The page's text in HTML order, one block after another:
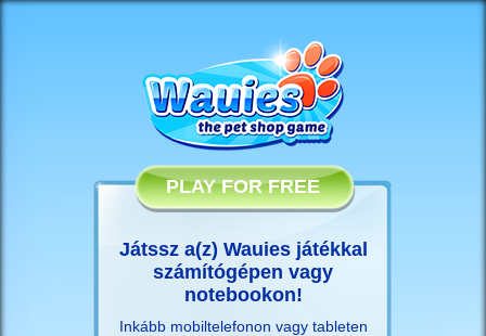
PLAY FOR FREE
Játssz a(z) Wauies játékkal
számítógépen vagy
notebookon!
Inkább mobiltelefonon vagy tableten